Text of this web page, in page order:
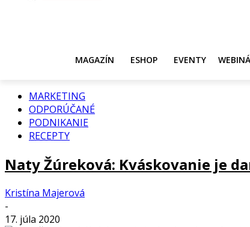
MAGAZÍN ESHOP EVENTY
MARKETING
ODPORÚČANÉ
PODNIKANIE
RECEPTY
Naty Žúreková: Kváskovanie je
Kristína Majerová
-
17. júla 2020